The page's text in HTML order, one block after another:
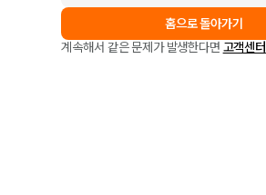
홈으로 돌아가기
계속해서 같은 문제가 발생한다면 고객센터